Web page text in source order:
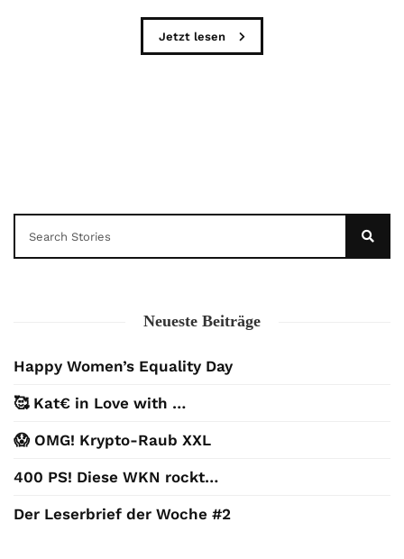
Jetzt lesen
Neueste Beiträge
Happy Women’s Equality Day
🥰 Kat€ in Love with …
😱 OMG! Krypto-Raub XXL
400 PS! Diese WKN rockt…
Der Leserbrief der Woche #2